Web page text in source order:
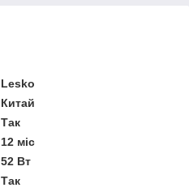
Lesko
Китай
Так
12 міс
52 Вт
Так